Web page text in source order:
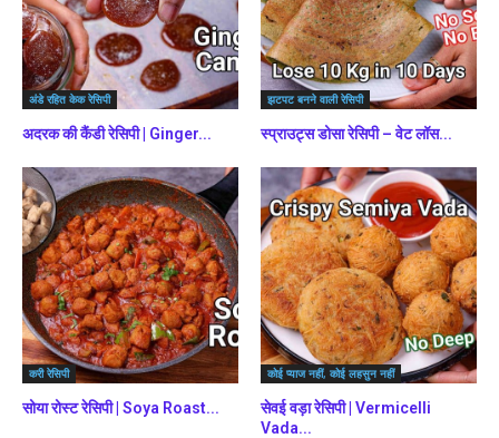
अंडे रहित केक रेसिपी
अदरक की कैंडी रेसिपी | Ginger...
झटपट बनने वाली रेसिपी
स्प्राउट्स डोसा रेसिपी – वेट लॉस...
करी रेसिपी
सोया रोस्ट रेसिपी | Soya Roast...
कोई प्याज नहीं, कोई लहसुन नहीं
सेवई वड़ा रेसिपी | Vermicelli
Vada...